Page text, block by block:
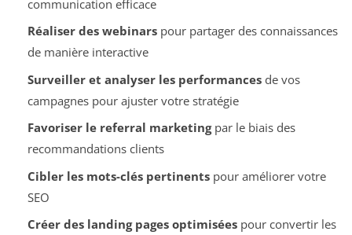
communication efficace
Réaliser des webinarspour partager des connaissances
de manière interactive
Surveiller et analyser les performancesde vos
campagnes pour ajuster votre stratégie
Favoriser le referral marketingpar le biais des
recommandations clients
Cibler les mots-clés pertinentspour améliorer votre
SEO
Créer des landing pages optimiséespour convertir les